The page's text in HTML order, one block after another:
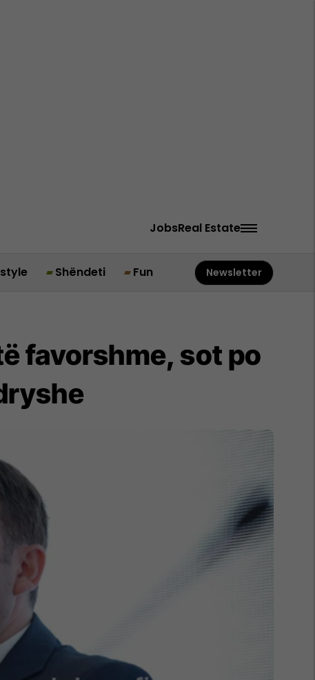
JobsReal Estate
Shëndeti Fun Newsletter
favorshme, sot po